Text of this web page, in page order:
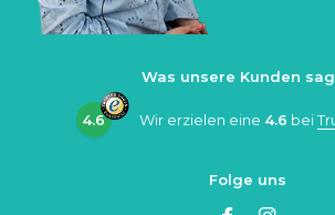
Was unsere Kunden
4.6 Wir erzielen eine 4.6 bei
Folge uns